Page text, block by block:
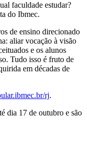
faculdade estudar?
do Ibmec.
de ensino direcionado
aliar vocação à visão
e os alunos
Tudo isso é fruto de
em décadas de
rj.
dia 17 de outubro e são